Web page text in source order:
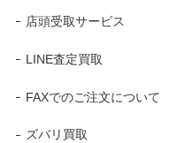
店頭受取サービス
LINE査定買取
FAXでのご注文について
ズバリ買取